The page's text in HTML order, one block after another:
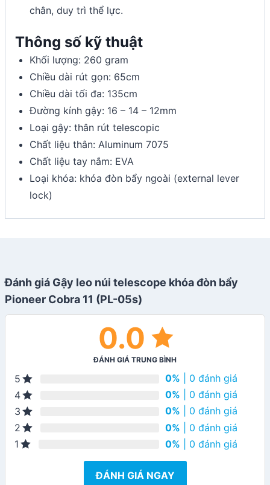
chân, duy trì thể lực.
Thông số kỹ thuật
Khối lượng: 260 gram
Chiều dài rút gọn: 65cm
Chiều dài tối đa: 135cm
Đường kính gậy: 16 – 14 – 12mm
Loại gậy: thân rút telescopic
Chất liệu thân: Aluminum 7075
Chất liệu tay nắm: EVA
Loại khóa: khóa đòn bẩy ngoài (external lever
lock)
Đánh giá Gậy leo núi telescope khóa đòn bẩy
Pioneer Cobra 11 (PL-05s)
0.0
ĐÁNH GIÁ TRUNG BÌNH
5 0% | 0 đánh giá
4
0% | 0 đánh giá
3
0% | 0 đánh giá
2
0% | 0 đánh giá
1
0% | 0 đánh giá
ĐÁNH GIÁ NGAY